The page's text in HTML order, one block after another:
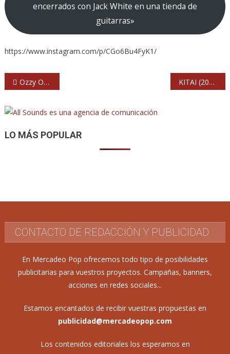
encerrados con Jack White en una tienda de
guitarras»
https://www.instagram.com/p/CGo6Bu4FyK1/
Navegación
entradas
Ozzy Osbourne retrasa hasta 2022 su despedida de Madrid y de toda Europa KITAI (2020) Moby Dick. Madrid
LO MÁS POPULAR
CONTACTO DE REDACCIÓN Y PUBLICIDAD
En Mercadeo Pop ofrecemos todo tipo de posibilidades
publicitarias para vuestros proyectos. Campañas, banners,
acciones en redes sociales...
Estamos encantados de recibir vuestras propuestas en
publicidad@mercadeopop.com
Los contenidos editoriales los esperamos en